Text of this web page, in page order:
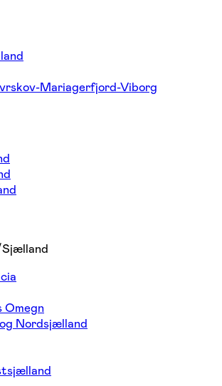
Mariagerfjord-Viborg
Omegn
Nordsjælland